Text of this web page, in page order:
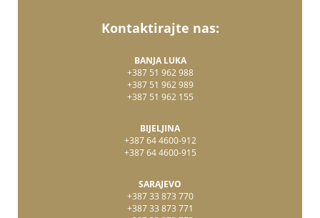
Kontaktirajte nas:
BANJA LUKA
+387 51 962 988
+387 51 962 989
+387 51 962 155
BIJELJINA
+387 64 4600-912
+387 64 4600-915
SARAJEVO
+387 33 873 770
+387 33 873 771